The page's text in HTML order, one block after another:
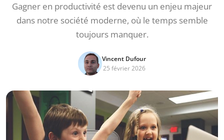
Gagner en productivité est devenu un enjeu majeur
dans notre société moderne, où le temps semble
toujours manquer.
Vincent Dufour
25 février 2026